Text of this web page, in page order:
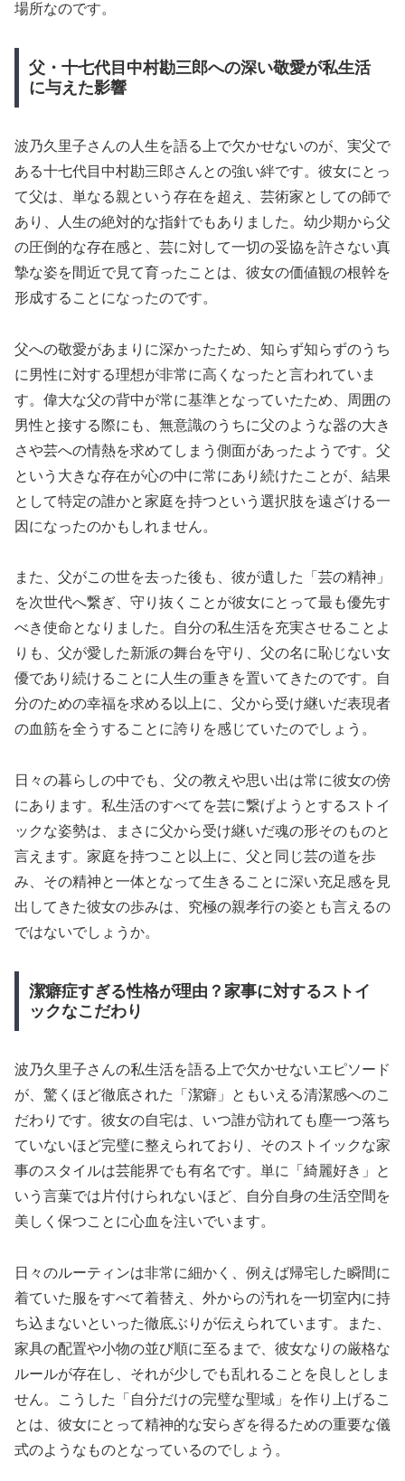
場所なのです。
父・十七代目中村勘三郎への深い敬愛が私生活
に与えた影響
波乃久里子さんの人生を語る上で欠かせないのが、実父で
ある十七代目中村勘三郎さんとの強い絆です。彼女にとっ
て父は、単なる親という存在を超え、芸術家としての師で
あり、人生の絶対的な指針でもありました。幼少期から父
の圧倒的な存在感と、芸に対して一切の妥協を許さない真
摯な姿を間近で見て育ったことは、彼女の価値観の根幹を
形成することになったのです。
父への敬愛があまりに深かったため、知らず知らずのうち
に男性に対する理想が非常に高くなったと言われていま
す。偉大な父の背中が常に基準となっていたため、周囲の
男性と接する際にも、無意識のうちに父のような器の大き
さや芸への情熱を求めてしまう側面があったようです。父
という大きな存在が心の中に常にあり続けたことが、結果
として特定の誰かと家庭を持つという選択肢を遠ざける一
因になったのかもしれません。
また、父がこの世を去った後も、彼が遺した「芸の精神」
を次世代へ繋ぎ、守り抜くことが彼女にとって最も優先す
べき使命となりました。自分の私生活を充実させることよ
りも、父が愛した新派の舞台を守り、父の名に恥じない女
優であり続けることに人生の重きを置いてきたのです。自
分のための幸福を求める以上に、父から受け継いだ表現者
の血筋を全うすることに誇りを感じていたのでしょう。
日々の暮らしの中でも、父の教えや思い出は常に彼女の傍
にあります。私生活のすべてを芸に繋げようとするストイ
ックな姿勢は、まさに父から受け継いだ魂の形そのものと
言えます。家庭を持つこと以上に、父と同じ芸の道を歩
み、その精神と一体となって生きることに深い充足感を見
出してきた彼女の歩みは、究極の親孝行の姿とも言えるの
ではないでしょうか。
潔癖症すぎる性格が理由？家事に対するストイ
ックなこだわり
波乃久里子さんの私生活を語る上で欠かせないエピソード
が、驚くほど徹底された「潔癖」ともいえる清潔感へのこ
だわりです。彼女の自宅は、いつ誰が訪れても塵一つ落ち
ていないほど完璧に整えられており、そのストイックな家
事のスタイルは芸能界でも有名です。単に「綺麗好き」と
いう言葉では片付けられないほど、自分自身の生活空間を
美しく保つことに心血を注いでいます。
日々のルーティンは非常に細かく、例えば帰宅した瞬間に
着ていた服をすべて着替え、外からの汚れを一切室内に持
ち込まないといった徹底ぶりが伝えられています。また、
家具の配置や小物の並び順に至るまで、彼女なりの厳格な
ルールが存在し、それが少しでも乱れることを良しとしま
せん。こうした「自分だけの完璧な聖域」を作り上げるこ
とは、彼女にとって精神的な安らぎを得るための重要な儀
式のようなものとなっているのでしょう。